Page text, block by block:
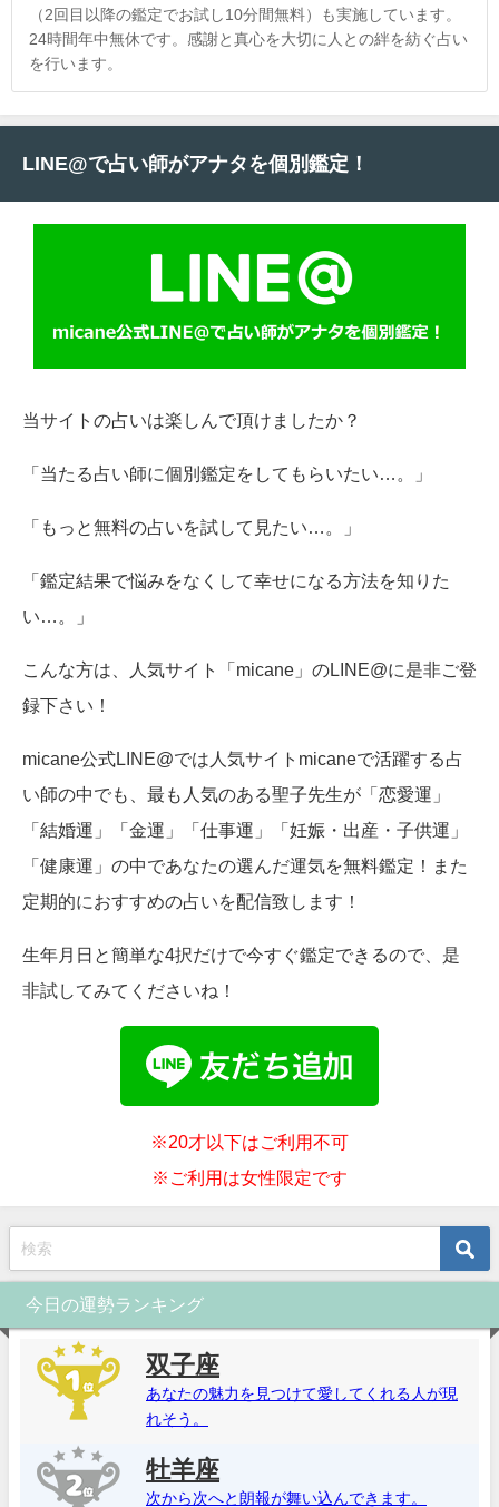
（2回目以降の鑑定でお試し10分間無料）も実施しています。
24時間年中無休です。感謝と真心を大切に人との絆を紡ぐ占い
を行います。
LINE@で占い師がアナタを個別鑑定！
当サイトの占いは楽しんで頂けましたか？
「当たる占い師に個別鑑定をしてもらいたい…。」
「もっと無料の占いを試して見たい…。」
「鑑定結果で悩みをなくして幸せになる方法を知りた
い…。」
こんな方は、人気サイト「micane」のLINE@に是非ご登
録下さい！
micane公式LINE@では人気サイトmicaneで活躍する占
い師の中でも、最も人気のある聖子先生が「恋愛運」
「結婚運」「金運」「仕事運」「妊娠・出産・子供運」
「健康運」の中であなたの選んだ運気を無料鑑定！また
定期的におすすめの占いを配信致します！
生年月日と簡単な4択だけで今すぐ鑑定できるので、是
非試してみてくださいね！
※20才以下はご利用不可
※ご利用は女性限定です
今日の運勢ランキング
双子座
あなたの魅力を見つけて愛してくれる人が現
れそう。
牡羊座
次から次へと朗報が舞い込んできます。